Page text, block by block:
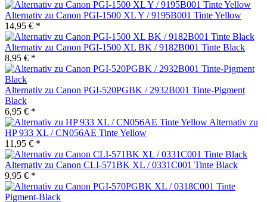
Alternativ zu Canon PGI-1500 XL Y / 9195B001 Tinte Yellow
14,95 € *
Alternativ zu Canon PGI-1500 XL BK / 9182B001 Tinte Black
8,95 € *
Alternativ zu Canon PGI-520PGBK / 2932B001 Tinte-Pigment
Black
6,95 € *
Alternativ zu
HP 933 XL / CN056AE Tinte Yellow
11,95 € *
Alternativ zu Canon CLI-571BK XL / 0331C001 Tinte Black
9,95 € *